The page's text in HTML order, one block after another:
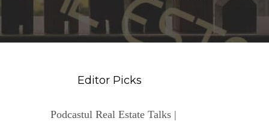
Editor Picks
Podcastul Real Estate Talks |